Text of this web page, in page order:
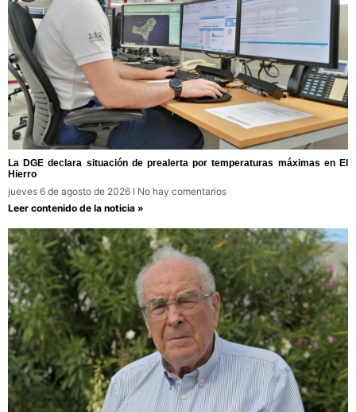
La DGE declara situación de prealerta por temperaturas máximas en El
Hierro
jueves 6 de agosto de 2026
No hay comentarios
Leer contenido de la noticia »